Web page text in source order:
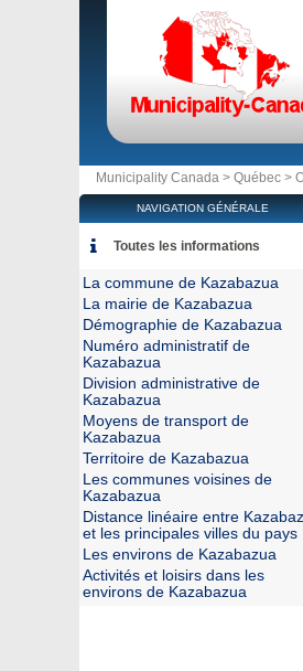
Municipality Canada > Québec >
NAVIGATION GÉNÉRALE
Toutes les informations
La commune de Kazabazua
La mairie de Kazabazua
Démographie de Kazabazua
Numéro administratif de
Kazabazua
Division administrative de
Kazabazua
Moyens de transport de
Kazabazua
Territoire de Kazabazua
Les communes voisines de
Kazabazua
Distance linéaire entre
et les principales villes du pays
Les environs de Kazabazua
Activités et loisirs dans les
environs de Kazabazua